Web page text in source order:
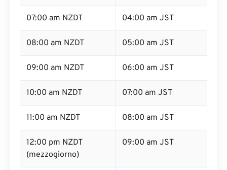
07:00 am NZDT 04:00 am JST
08:00 am NZDT 05:00 am JST
09:00 am NZDT 06:00 am JST
10:00 am NZDT 07:00 am JST
11:00 am NZDT 08:00 am JST
12:00 pm NZDT
(mezzogiorno)
09:00 am JST